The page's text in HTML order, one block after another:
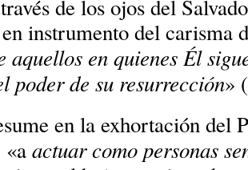
de los ojos del
instrumento del carisma
aquellos en quienes Él
poder de su resurrección»
en la exhortación del
«aactuar como personas